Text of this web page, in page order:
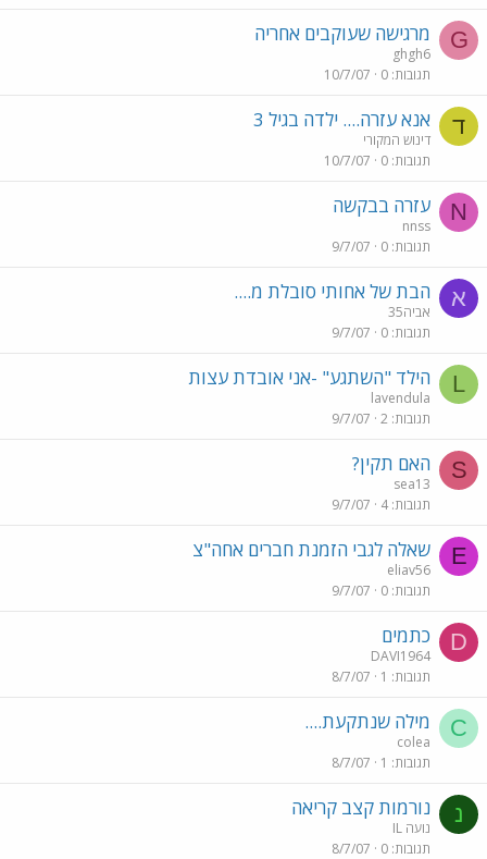
G מרגישה שעוקבים אחריה
ghgh6
תגובות 0
10/7/07
ד אנא עזרה.... ילדה בגיל 3
דינוש המקורי
תגובות 0
10/7/07
N עזרה בבקשה
nnss
תגובות 0
9/7/07
א הבת של אחותי סובלת מ....
אביה35
תגובות 0
9/7/07
L הילד "השתגע" -אני אובדת עצות
lavendula
תגובות 2
9/7/07
S האם תקין?
sea13
תגובות 4
9/7/07
E שאלה לגבי הזמנת חברים אחה"צ
eliav56
תגובות 0
9/7/07
D כתמים
DAVI1964
תגובות 1
8/7/07
C מילה שנתקעת....
colea
תגובות 1
8/7/07
נ נורמות קצב קריאה
נועה IL
תגובות 0
8/7/07